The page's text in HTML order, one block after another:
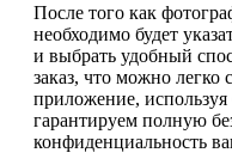
После того как
необходимо будет
и выбрать удобный
заказ, что можно легко
приложение,
гарантируем полную
конфиденциальность